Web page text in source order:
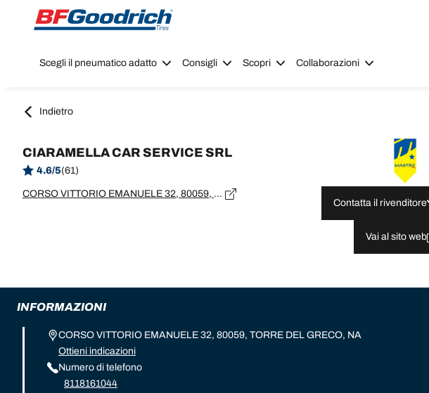
Go to page content
Go to page navigation
Scegli il pneumatico adatto Consigli Scopri Collaborazioni
Indietro
CIARAMELLA CAR SERVICE SRL
4.6/5(61)
CORSO VITTORIO EMANUELE 32, 80059, TORRE DEL GRECO, NA
Contatta il rivenditore
Vai al sito web
INFORMAZIONI
CORSO VITTORIO EMANUELE 32, 80059, TORRE DEL GRECO, NA
Ottieni indicazioni
Numero di telefono
8118161044